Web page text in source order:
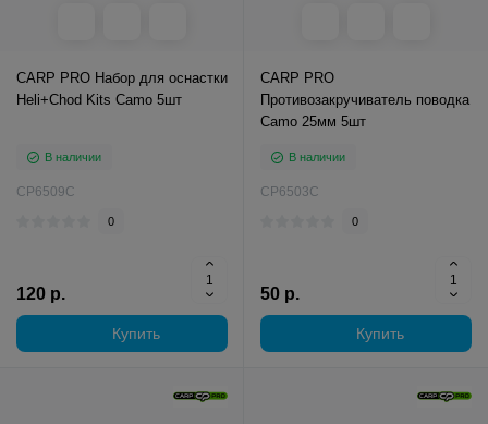
CARP PRO Набор для оснастки
Heli+Chod Kits Camo 5шт
В наличии
CP6509C
0
120 р.
Купить
CARP PRO
Противозакручиватель поводка
Camo 25мм 5шт
В наличии
CP6503C
0
50 р.
Купить